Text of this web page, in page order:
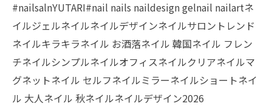
#nailsalnYUTARI#nail nails naildesign gelnail nailartネ
イルジェルネイルネイルデザインネイルサロントレンド
ネイルキラキラネイル お酒落ネイル 韓国ネイル フレン
チネイルシンプルネイルオフィスネイルクリアネイルマ
グネットネイル セルフネイルミラーネイルショートネイ
ル 大人ネイル 秋ネイルネイルデザイン2026